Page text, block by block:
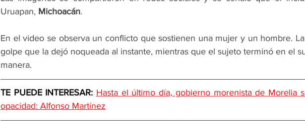
Uruapan, Michoacán.
En el video se observa un conflicto que sostienen una mujer y un hombre.
golpe que la dejó noqueada al instante, mientras que el sujeto terminó en el
manera.
TE PUEDE INTERESAR: Hasta el último día, gobierno morenista de Morelia
opacidad: Alfonso Martínez